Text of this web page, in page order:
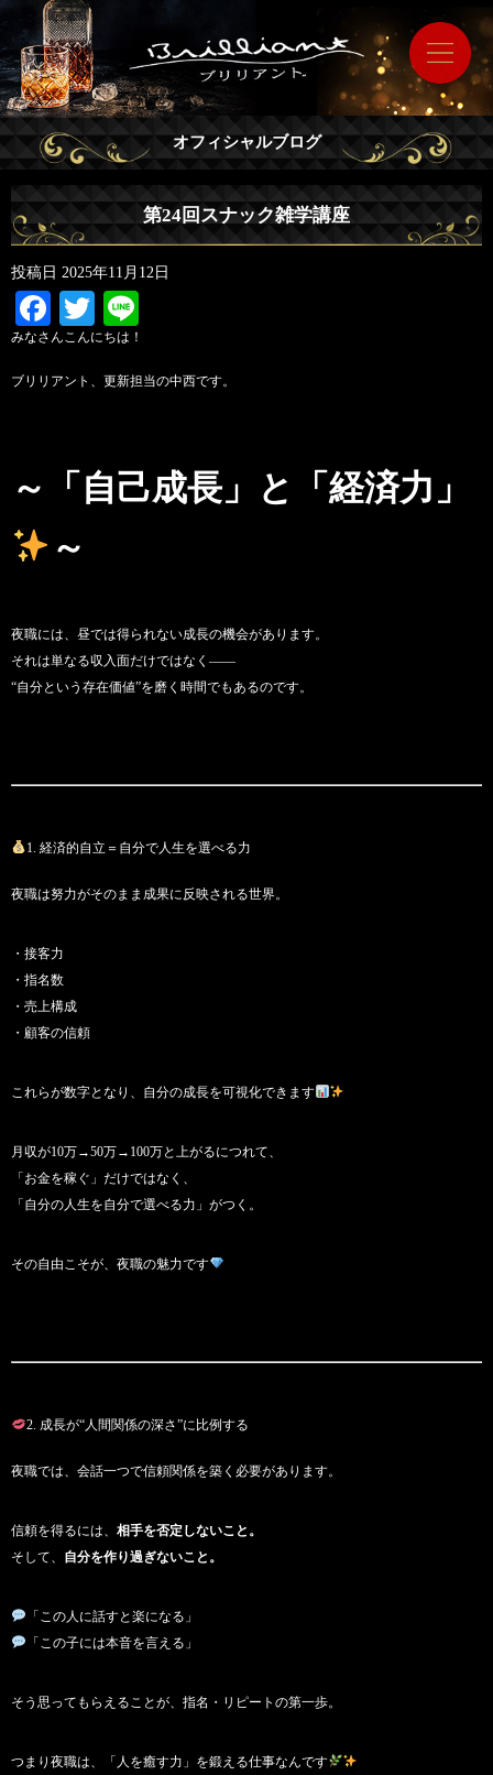
オフィシャルブログ
第24回スナック雑学講座
投稿日 2025年11月12日
Facebook
Twitter
みなさんこんにちは！
ブリリアント、 更新担当の中西です。
～「自己成長」と「経済力」
～
夜職には、昼では得られない成長の機会があります。
それは単なる収入面だけではなく――
“自分という存在価値”を磨く時間でもあるのです。
1. 経済的自立＝自分で人生を選べる力
夜職は努力がそのまま成果に反映される世界。
・接客力
・指名数
・売上構成
・顧客の信頼
これらが数字となり、自分の成長を可視化できます
月収が10万→50万→100万と上がるにつれて、
「お金を稼ぐ」だけではなく、
「自分の人生を自分で選べる力」がつく。
その自由こそが、夜職の魅力です
2. 成長が“人間関係の深さ”に比例する
夜職では、会話一つで信頼関係を築く必要があります。
信頼を得るには、 相手を否定しないこと。
そして、 自分を作り過ぎないこと。
「この人に話すと楽になる」
「この子には本音を言える」
そう思ってもらえることが、指名・リピートの第一歩。
つまり夜職は、「人を癒す力」を鍛える仕事なんです